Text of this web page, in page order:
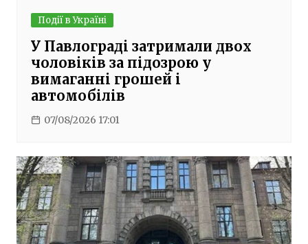
Події в Україні
У Павлограді затримали двох
чоловіків за підозрою у
вимаганні грошей і
автомобілів
07/08/2026 17:01